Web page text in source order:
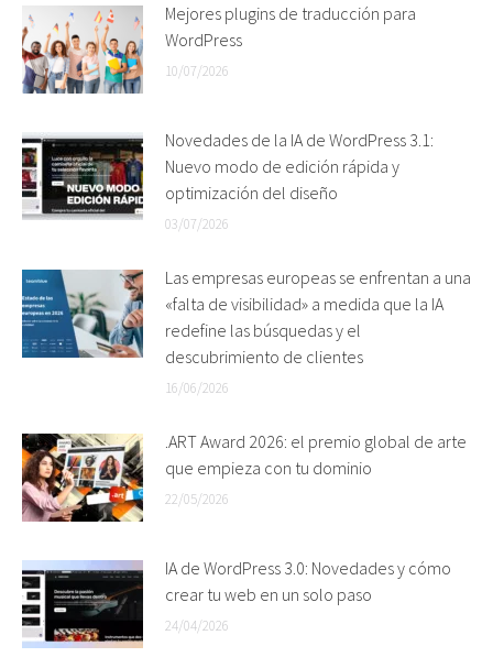
Mejores plugins de traducción para
WordPress
10/07/2026
Novedades de la IA de WordPress 3.1:
Nuevo modo de edición rápida y
optimización del diseño
03/07/2026
Las empresas europeas se enfrentan a una
«falta de visibilidad» a medida que la IA
redefine las búsquedas y el
descubrimiento de clientes
16/06/2026
.ART Award 2026: el premio global de arte
que empieza con tu dominio
22/05/2026
IA de WordPress 3.0: Novedades y cómo
crear tu web en un solo paso
24/04/2026